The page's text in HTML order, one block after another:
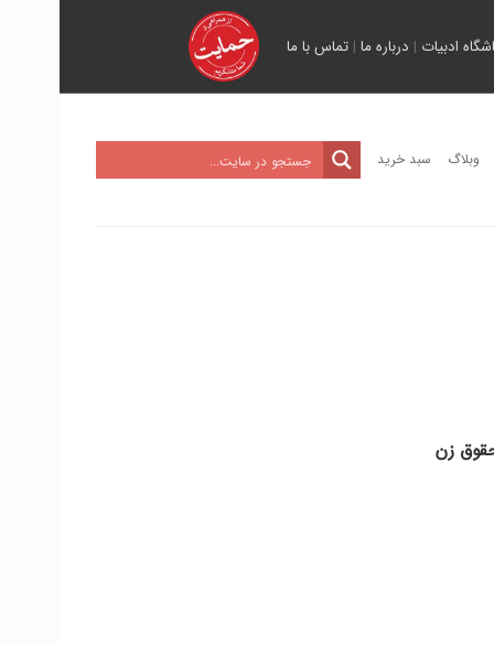
ادبیات | درباره ما |تماس با ما
وبلاگ سبد خرید
زن